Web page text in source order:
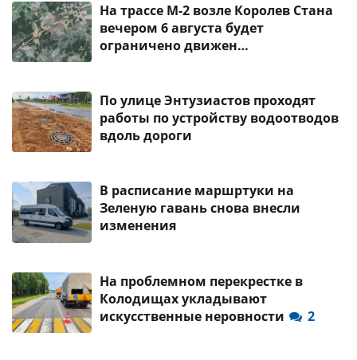
На трассе М-2 возле Королев Стана
вечером 6 августа будет
ограничено движен…
По улице Энтузиастов проходят
работы по устройству водоотводов
вдоль дороги
В расписание маршртуки на
Зеленую гавань снова внесли
изменения
На проблемном перекрестке в
Колодищах укладывают
искусственные неровности
2